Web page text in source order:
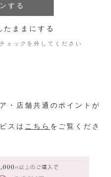
たままにする
ェックを外してください
・店舗共通のポイントが
スは こちら をご覧くださ